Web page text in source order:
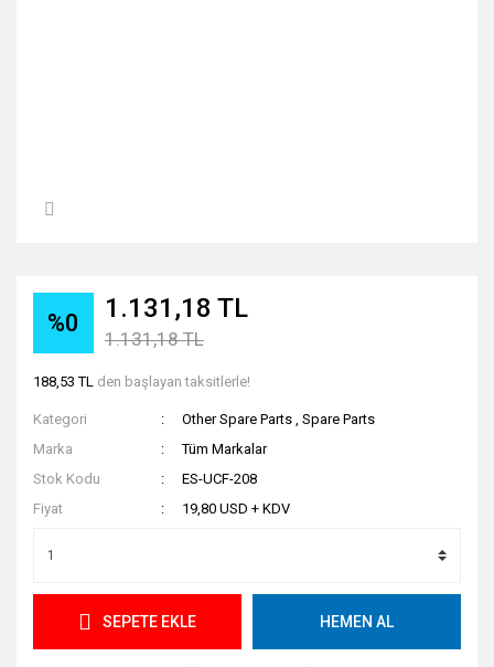
%0 1.131,18 TL
1.131,18 TL
188,53 TL den başlayan taksitlerle!
Kategori Other Spare Parts ,Spare Parts
Marka
Tüm Markalar
Stok Kodu
ES-UCF-208
Fiyat
19,80 USD + KDV
SEPETE EKLE HEMEN AL